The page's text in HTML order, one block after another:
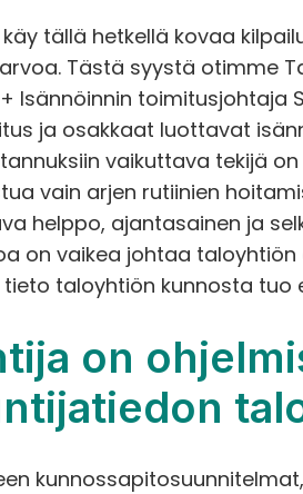
tällä hetkellä kovaa
Tästä syystä otimme
Isännöinnin toimitusjohtaja
ja osakkaat luottavat
vaikuttava tekijä
vain arjen rutiinien
helppo, ajantasainen ja
on vaikea johtaa
taloyhtiön kunnosta
on